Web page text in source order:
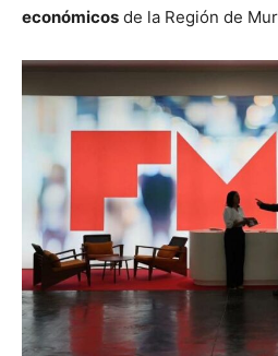
económicos de la Región de